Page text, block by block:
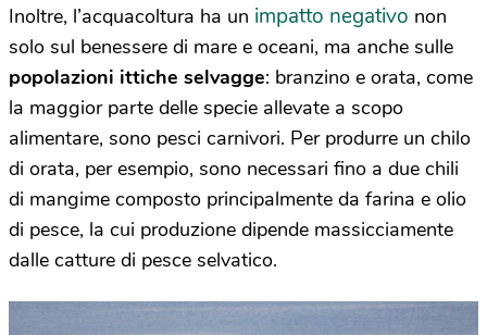
Inoltre, l’acquacoltura ha un impatto negativo non
solo sul benessere di mare e oceani, ma anche sulle
popolazioni ittiche selvagge: branzino e orata, come
la maggior parte delle specie allevate a scopo
alimentare, sono pesci carnivori. Per produrre un chilo
di orata, per esempio, sono necessari fino a due chili
di mangime composto principalmente da farina e olio
di pesce, la cui produzione dipende massicciamente
dalle catture di pesce selvatico.